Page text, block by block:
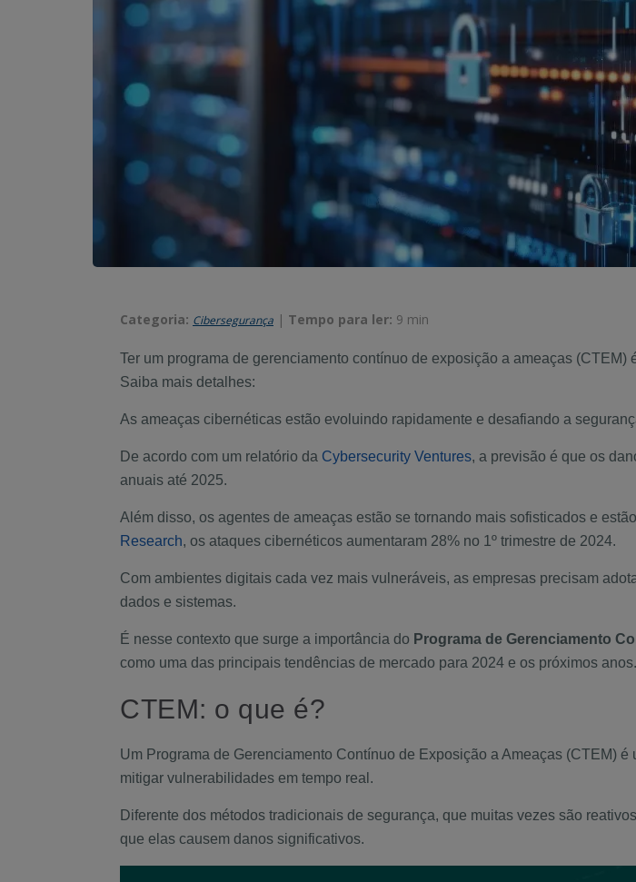
Categoria: Cibersegurança | Tempo para ler: 9 min
Ter um programa de gerenciamento contínuo de exposição a ameaças
Saiba mais detalhes:
As ameaças cibernéticas estão evoluindo rapidamente e desafiando a
De acordo com um relatório da Cybersecurity Ventures, a previsão é que os
anuais até 2025.
Além disso, os agentes de ameaças estão se tornando mais sofisticados e
Research, os ataques cibernéticos aumentaram 28% no 1º trimestre de 2024.
Com ambientes digitais cada vez mais vulneráveis, as empresas precisam
dados e sistemas.
É nesse contexto que surge a importância do Programa de Gerenciamento
como uma das principais tendências de mercado para 2024 e os próximos
CTEM: o que é?
Um Programa de Gerenciamento Contínuo de Exposição a Ameaças (CTEM)
mitigar vulnerabilidades em tempo real.
Diferente dos métodos tradicionais de segurança, que muitas vezes são
que elas causem danos significativos.